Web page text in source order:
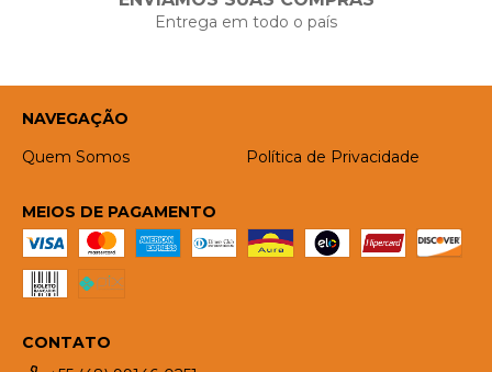
Entrega em todo o país
NAVEGAÇÃO
Quem Somos
Política de Privacidade
MEIOS DE PAGAMENTO
CONTATO